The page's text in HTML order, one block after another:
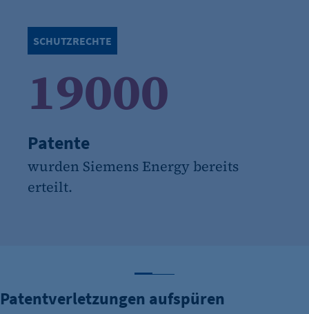
SCHUTZRECHTE
19000
Patente
wurden Siemens Energy bereits
erteilt.
Patentverletzungen aufspüren